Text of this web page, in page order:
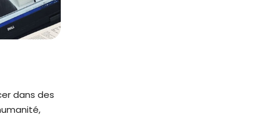
dans des